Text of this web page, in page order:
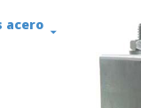
acero